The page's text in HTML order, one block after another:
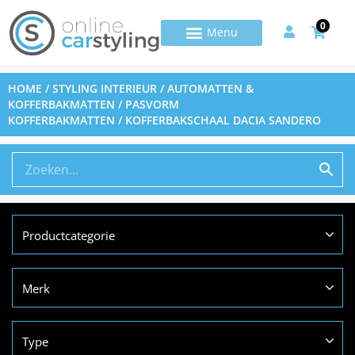
0
HOME /STYLING INTERIEUR /AUTOMATTEN &
KOFFERBAKMATTEN / PASVORM
KOFFERBAKMATTEN / KOFFERBAKSCHAAL DACIA SANDERO
Productcategorie
Merk
Type